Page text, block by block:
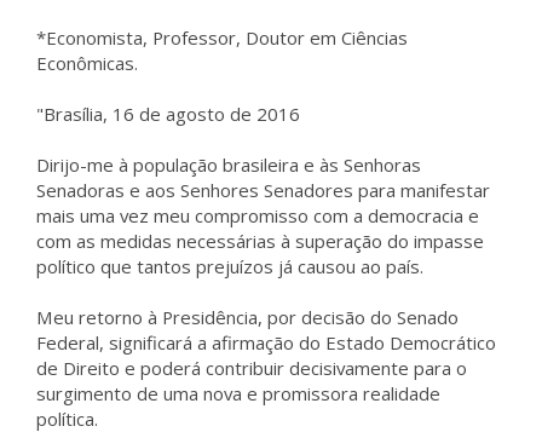
*Economista, Professor, Doutor em Ciências
Econômicas.
"Brasília, 16 de agosto de 2016
Dirijo-me à população brasileira e às Senhoras
Senadoras e aos Senhores Senadores para manifestar
mais uma vez meu compromisso com a democracia e
com as medidas necessárias à superação do impasse
político que tantos prejuízos já causou ao país.
Meu retorno à Presidência, por decisão do Senado
Federal, significará a afirmação do Estado Democrático
de Direito e poderá contribuir decisivamente para o
surgimento de uma nova e promissora realidade
política.